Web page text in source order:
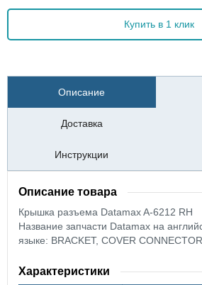
Купить в 1 клик
Описание
Доставка
Инструкции
Описание товара
Крышка разъема Datamax A-6212 RH
Название запчасти Datamax на
языке: BRACKET, COVER CONNECTOR
Характеристики